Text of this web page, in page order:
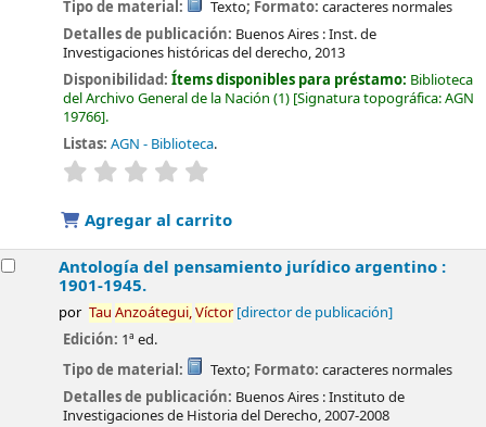
Tipo de material:
Texto; Formato: caracteres normales
Detalles de publicación: Buenos Aires :Inst. de
Investigaciones históricas del derecho,2013
Disponibilidad:Ítems disponibles para préstamo: Biblioteca
del Archivo General de la Nación (1) Signatura topográfica:AGN
19766 .
Listas: AGN - Biblioteca.
valoración
Agregar al carrito
Antología del pensamiento jurídico argentino :
1901-1945.
por Tau Anzoátegui,Víctor[director de publicación]
Edición: 1ª ed.
Tipo de material:
Texto; Formato: caracteres normales
Detalles de publicación: Buenos Aires :Instituto de
Investigaciones de Historia del Derecho,2007-2008